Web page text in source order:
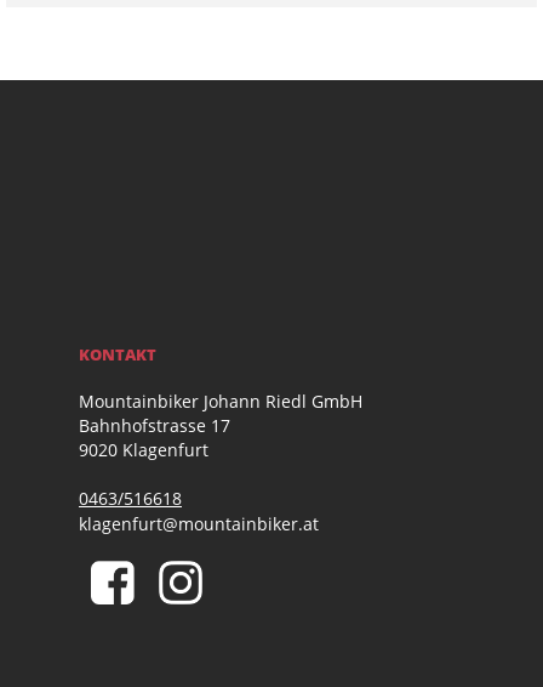
KONTAKT
Mountainbiker Johann Riedl GmbH
Bahnhofstrasse 17
9020 Klagenfurt
0463/516618
klagenfurt@mountainbiker.at